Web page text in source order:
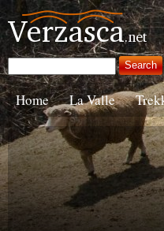
Home La Valle